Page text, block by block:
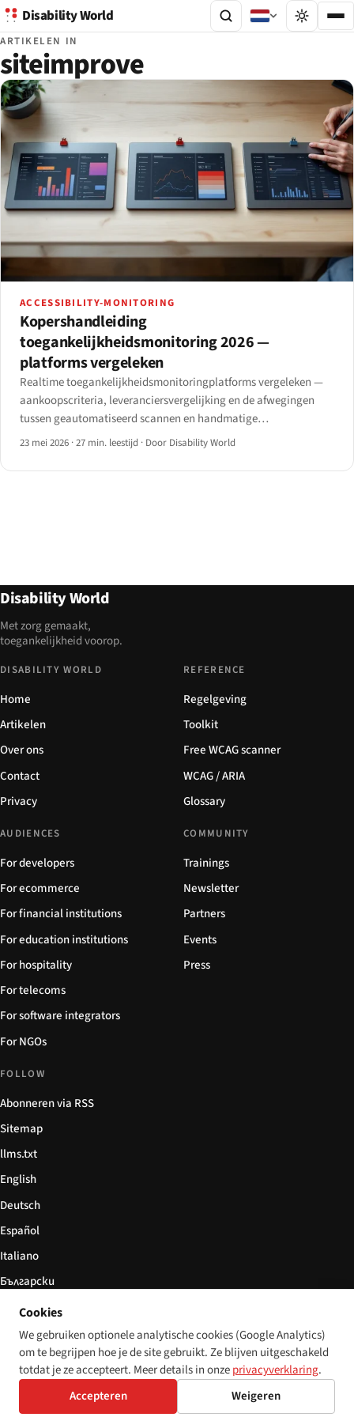
Disability World
ARTIKELEN IN
siteimprove
ACCESSIBILITY-MONITORING
Kopershandleiding
toegankelijkheidsmonitoring 2026 —
platforms vergeleken
Realtime toegankelijkheidsmonitoringplatforms vergeleken —
aankoopscriteria, leveranciersvergelijking en de afwegingen
tussen geautomatiseerd scannen en handmatige
auditoverdracht in 2026.
23 mei 2026 ·27 min. leestijd · Door Disability World
Disability World
Met zorg gemaakt,
toegankelijkheid voorop.
DISABILITY WORLD
Home
Artikelen
Over ons
Contact
Privacy
REFERENCE
Regelgeving
Toolkit
Free WCAG scanner
WCAG / ARIA
Glossary
AUDIENCES
For developers
For ecommerce
For financial institutions
For education institutions
For hospitality
For telecoms
For software integrators
For NGOs
COMMUNITY
Trainings
Newsletter
Partners
Events
Press
FOLLOW
Abonneren via RSS
Sitemap
llms.txt
English
Deutsch
Español
Italiano
Български
简体中文
© 2026 Disability World. Alle rechten voorbehouden. Cookie settings
DeutschEspañolItaliano 简体中文PolskiFrançais
Cookies
We gebruiken optionele analytische cookies (Google Analytics)
om te begrijpen hoe je de site gebruikt. Ze blijven uitgeschakeld
totdat je ze accepteert. Meer details in onzeprivacyverklaring.
Accepteren
Weigeren